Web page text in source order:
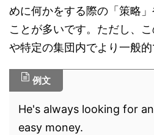
めに何かをする際の「策略
ことが多いです。ただし、
や特定の集団内でより一般的
例文
He's always looking for
easy money.